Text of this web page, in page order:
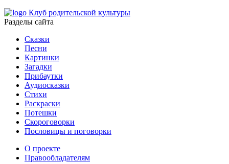
Клуб родительской культуры
Разделы сайта
Сказки
Песни
Картинки
Загадки
Прибаутки
Аудиосказки
Стихи
Раскраски
Потешки
Скороговорки
Пословицы и поговорки
О проекте
Правообладателям